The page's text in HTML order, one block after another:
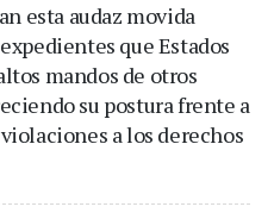
esta audaz movida
que Estados
mandos de otros
su postura frente a
a los derechos